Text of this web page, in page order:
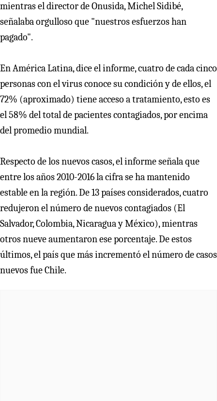
mientras el director de Onusida, Michel Sidibé,
señalaba orgulloso que "nuestros esfuerzos han
pagado".
En América Latina, dice el informe, cuatro de cada cinco
personas con el virus conoce su condición y de ellos, el
72% (aproximado) tiene acceso a tratamiento, esto es
el 58% del total de pacientes contagiados, por encima
del promedio mundial.
Respecto de los nuevos casos, el informe señala que
entre los años 2010-2016 la cifra se ha mantenido
estable en la región. De 13 países considerados, cuatro
redujeron el número de nuevos contagiados (El
Salvador, Colombia, Nicaragua y México), mientras
otros nueve aumentaron ese porcentaje. De estos
últimos, el país que más incrementó el número de casos
nuevos fue Chile.